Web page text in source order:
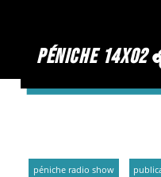
péniche 14x02
péniche radio show